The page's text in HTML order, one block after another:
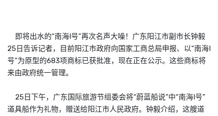
即将出水的“南海I号”再次名声大噪！广东阳江市副市长钟毅
25日告诉记者，目前阳江市政府向国家工商总局申报、以“南海I
号”为原型的683项商标已获批准，现在正在公示。这些商标将
来由政府统一管理。
25日下午，广东国际旅游节组委会将“蔚蓝船说”中“南海I号”
道具船作为礼物，赠送给阳江市人民政府。钟毅介绍，这艘道